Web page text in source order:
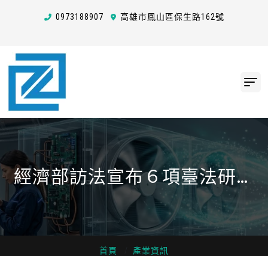
09731 88907 高雄市鳳山區保生路162號
經濟部訪法宣布６項臺法研發
合作計畫啟動 與歐洲指標低軌
衛星大廠簽署備忘錄，助產業
切入國際供應鏈
首頁
產業資訊